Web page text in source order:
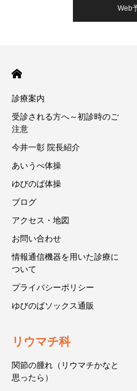
Web
診療案内
受診される方へ～初診時のご
注意
今井一彰 院長紹介
あいうべ体操
ゆびのば体操
ブログ
アクセス・地図
お問い合わせ
情報通信機器を用いた診療に
ついて
プライバシーポリシー
ゆびのばソックス通販
リウマチ科
関節の腫れ（リウマチかなと
思ったら）